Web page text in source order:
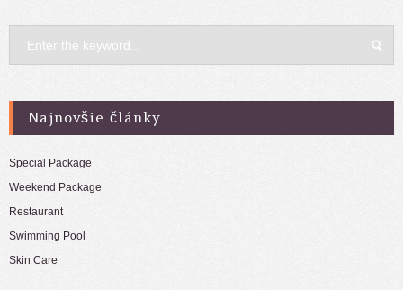
Najnovšie články
Special Package
Weekend Package
Restaurant
Swimming Pool
Skin Care